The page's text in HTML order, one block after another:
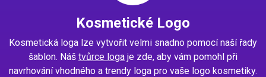
Kosmetické Logo
Kosmetická loga lze vytvořit velmi snadno pomocí naší řady
šablon. Náš tvůrce loga je zde, aby vám pomohl při
navrhování vhodného a trendy loga pro vaše logo kosmetiky.